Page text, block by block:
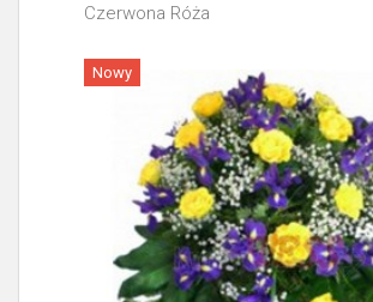
Czerwona Róża
Więcej
Nowy